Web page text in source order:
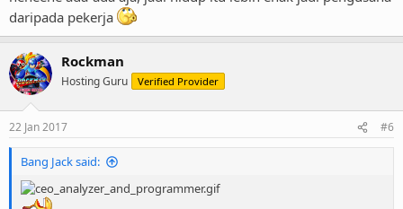
daripada pekerja
Rockman
Hosting Guru Verified Provider
22 Jan 2017 #6
Bang Jack said: